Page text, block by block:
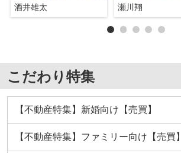
酒井雄太 瀬川翔
こだわり特集
【不動産特集】新婚向け【売買】
【不動産特集】ファミリー向け【売買】